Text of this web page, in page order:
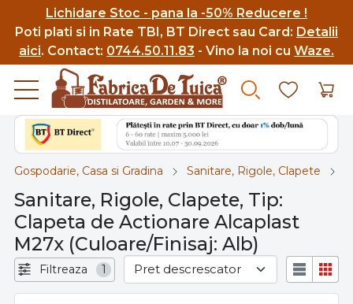
Lichidare Stoc - pana la -50% Reducere !
Poti plati si in Rate TBI, BT Direct sau Card: Detalii
aici. Contact: 0744.50.11.83 - Vino la noi cu Waze.
Gospodarie, Casa si Gradina Sanitare, Rigole, Clapete
Sanitare, Rigole, Clapete, Tip:
Clapeta de Actionare Alcaplast
M27x (Culoare/Finisaj: Alb)
Filtreaza 1